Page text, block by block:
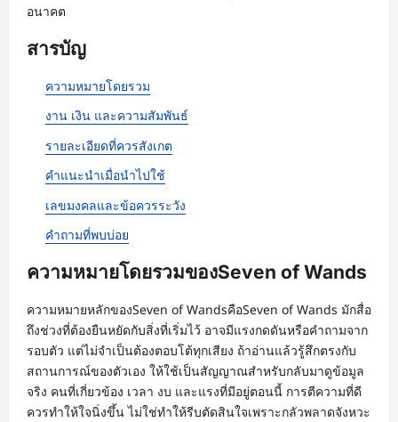
อนาคต
สารบัญ
ความหมายโดยรวม
งาน เงิน และความสัมพันธ์
รายละเอียดที่ควรสังเกต
คำแนะนำเมื่อนำไปใช้
เลขมงคลและข้อควรระวัง
คำถามที่พบบ่อย
ความหมายโดยรวมของSeven of Wands
ความหมายหลักของSeven of WandsคือSeven of Wands มักสื่อ
ถึงช่วงที่ต้องยืนหยัดกับสิ่งที่เริ่มไว้ อาจมีแรงกดดันหรือคำถามจาก
รอบตัว แต่ไม่จำเป็นต้องตอบโต้ทุกเสียง ถ้าอ่านแล้วรู้สึกตรงกับ
สถานการณ์ของตัวเอง ให้ใช้เป็นสัญญาณสำหรับกลับมาดูข้อมูล
จริง คนที่เกี่ยวข้อง เวลา งบ และแรงที่มีอยู่ตอนนี้ การตีความที่ดี
ควรทำให้ใจนิ่งขึ้น ไม่ใช่ทำให้รีบตัดสินใจเพราะกลัวพลาดจังหวะ